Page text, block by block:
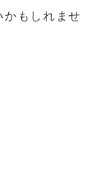
かもしれませ